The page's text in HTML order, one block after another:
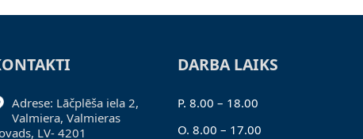
Adrese: Lāčplēša iela 2,
Valmiera, Valmieras
LV- 4201
DARBA LAIKS
P. 8.00 – 18.00
O. 8.00 – 17.00